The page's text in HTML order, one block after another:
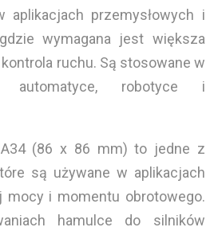
aplikacjach przemysłowych i
gdzie wymagana jest większa
ruchu. Są stosowane w
automatyce, robotyce i
(86 x 86 mm) to jedne z
są używane w aplikacjach
mocy i momentu obrotowego.
hamulce do silników